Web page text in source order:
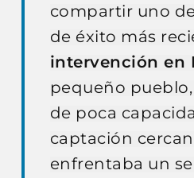
compartir uno
de éxito más
intervención en
pequeño
de poca
captación
enfrentaba un